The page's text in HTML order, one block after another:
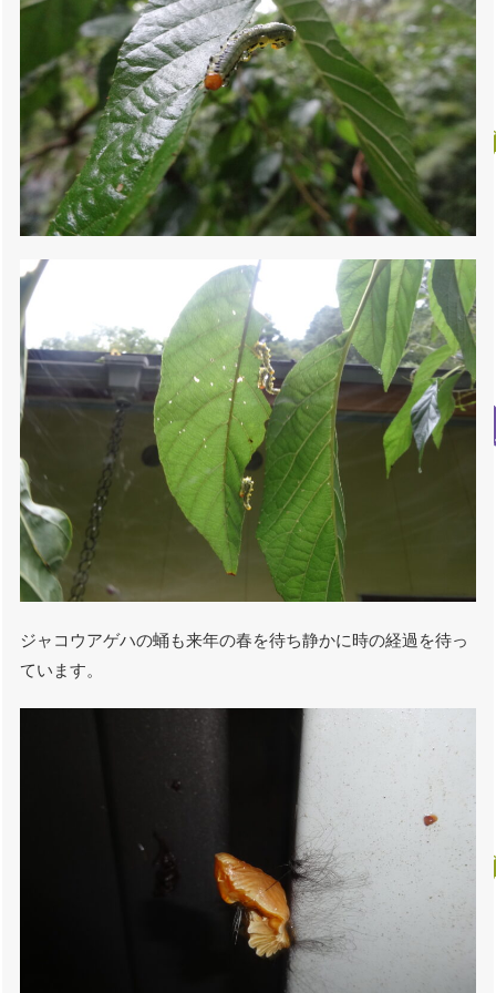
ジャコウアゲハの蛹も来年の春を待ち静かに時の経過を待っ
ています。